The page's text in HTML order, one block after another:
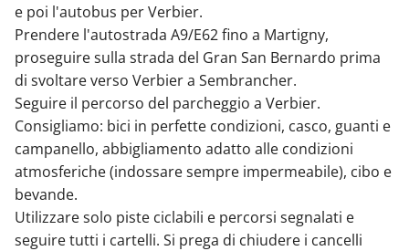
e poi l'autobus per Verbier.
Prendere l'autostrada A9/E62 fino a Martigny,
proseguire sulla strada del Gran San Bernardo prima
di svoltare verso Verbier a Sembrancher.
Seguire il percorso del parcheggio a Verbier.
Consigliamo: bici in perfette condizioni, casco, guanti e
campanello, abbigliamento adatto alle condizioni
atmosferiche (indossare sempre impermeabile), cibo e
bevande.
Utilizzare solo piste ciclabili e percorsi segnalati e
seguire tutti i cartelli. Si prega di chiudere i cancelli